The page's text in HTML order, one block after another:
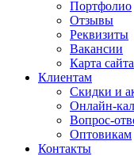
Портфолио
Отзывы
Реквизиты
Вакансии
Карта сайта
Клиентам
Скидки и
Онлайн-
Вопрос-
Оптовикам
Контакты